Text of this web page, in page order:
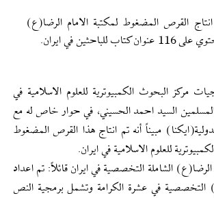
القرص المضغوط لمكتبة الامام الرضا(ع)
في ايران.
مركز البحوث الكمبيوترية للعلوم الاسلامية في
السيد احمد الحسيني، في حوار خاص له مع
الدولية(ايكنا) مبيناً أنه تم انتاج هذا القرص المضغوط
للعلوم الاسلامية في ايران.
الرضا(ع) الشاملة التخصصية في ايران قائلاً: تم اعداد
التخصصية في عشرة الكرامة وتشمل برمجية النص